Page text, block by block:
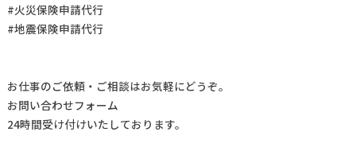
#火災保険申請代行
#地震保険申請代行
お仕事のご依頼・ご相談はお気軽にどうぞ。
お問い合わせフォーム
24時間受け付けいたしております。